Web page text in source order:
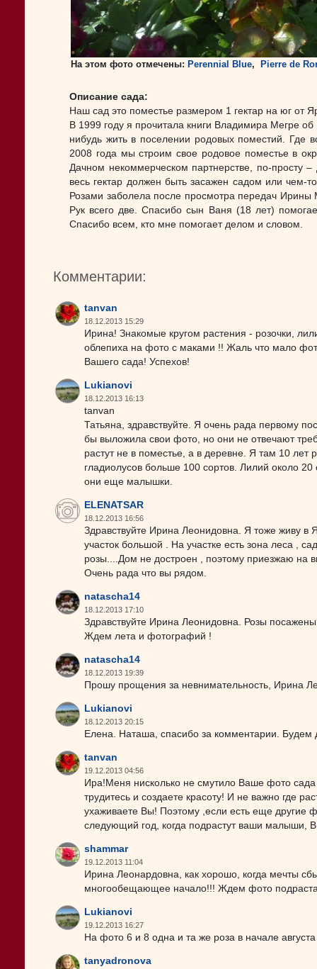
На этом фото отмечены: Perennial Blue, Pierre de
Описание сада:
Наш сад это поместье размером 1 гектар на юг от
В 1999 году я прочитала книги Владимира Мегре
нибудь жить в поселении родовых поместий. Где
2008 года мы строим свое родовое поместье в
Дачном некоммерческом партнерстве, по-просту
весь гектар должен быть засажен садом или чем-
Розами заболела после просмотра передач Ирины
Рук всего две. Спасибо сын Ваня (18 лет)
Спасибо всем, кто мне помогает делом и словом.
Комментарии:
tanvan
18.12.2013 15:29
Ирина! Знакомые кругом растения - розочки,
облепиха на фото с маками !! Жаль что мало
Вашего сада! Успехов!
Lukianovi
18.12.2013 16:13
tanvan
Татьяна, здравствуйте. Я очень рада первому
бы выложила свои фото, но они не отвечают
растут не в поместье, а в деревне. Я там 10 лет
гладиолусов больше 100 сортов. Лилий около
они еще малышки.
ELENATSAR
18.12.2013 16:56
Здравствуйте Ирина Леонидовна. Я тоже живу в
участок большой . На участке есть зона леса ,
розы....Дом не достроен , поэтому приезжаю на
Очень рада что вы рядом.
natascha14
18.12.2013 17:10
Здравствуйте Ирина Леонидовна. Розы
Ждем лета и фотографий !
natascha14
18.12.2013 19:39
Прошу прощения за невнимательность, Ирина
Lukianovi
18.12.2013 20:15
Елена. Наташа, спасибо за комментарии. Будем
tanvan
19.12.2013 04:56
Ира!Меня нисколько не смутило Ваше фото
трудитесь и создаете красоту! И не важно где
ухаживаете Вы! Поэтому ,если есть еще другие
следующий год, когда подрастут ваши малыши,
shammar
19.12.2013 11:04
Ирина Леонардовна, как хорошо, когда мечты
многообещающее начало!!! Ждем фото
Lukianovi
19.12.2013 16:27
На фото 6 и 8 одна и та же роза в начале
tanyadronova